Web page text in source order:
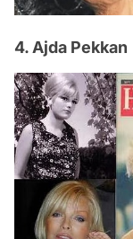
4. Ajda Pekkan